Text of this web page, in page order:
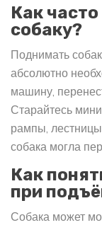
Как
собаку?
Поднимать
абсолютно
машину,
Старайтесь
рампы,
собака могла
Как
при
Собака может